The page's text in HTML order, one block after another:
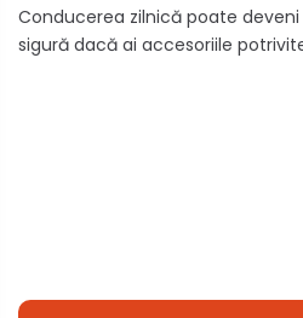
Conducerea zilnică poate
sigură dacă ai accesoriile